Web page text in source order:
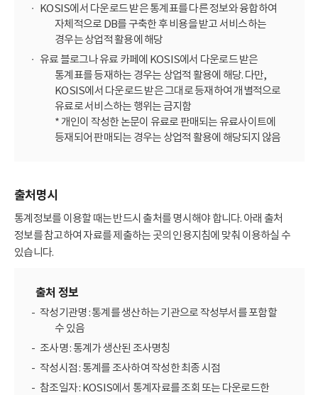
KOSIS에서 다운로드 받은 통계표를 다른 정보와 융합하여
자체적으로 DB를 구축한 후 비용을 받고 서비스하는
경우는 상업적 활용에 해당
유료 블로그나 유료 카페에 KOSIS에서 다운로드 받은
통계표를 등재하는 경우는 상업적 활용에 해당. 다만,
KOSIS에서 다운로드 받은 그대로 등재하여 개별적으로
유료로 서비스하는 행위는 금지함
* 개인이 작성한 논문이 유료로 판매되는 유료사이트에
등재되어 판매되는 경우는 상업적 활용에 해당되지 않음
출처명시
통계정보를 이용할 때는 반드시 출처를 명시해야 합니다. 아래 출처
정보를 참고하여 자료를 제출하는 곳의 인용지침에 맞춰 이용하실 수
있습니다.
출처 정보
작성기관명 : 통계를 생산하는 기관으로 작성부서를 포함할
수 있음
조사명 : 통계가 생산된 조사명칭
작성시점 : 통계를 조사하여 작성한 최종 시점
참조일자 : KOSIS에서 통계자료를 조회 또는 다운로드한